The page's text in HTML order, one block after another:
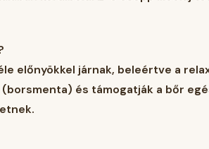
előnyökkel járnak, beleértve a
és támogatják a bőr